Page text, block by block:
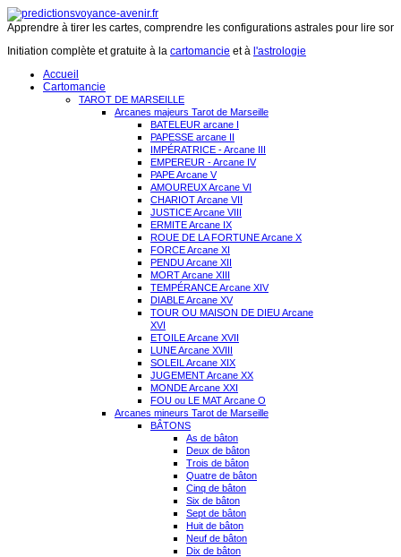
Apprendre à tirer les cartes, comprendre les configurations astrales pour lire
Initiation complète et gratuite à la cartomancie et à l'astrologie
Accueil
Cartomancie
TAROT DE MARSEILLE
Arcanes majeurs Tarot de Marseille
BATELEUR arcane I
PAPESSE arcane II
IMPÉRATRICE - Arcane III
EMPEREUR - Arcane IV
PAPE Arcane V
AMOUREUX Arcane VI
CHARIOT Arcane VII
JUSTICE Arcane VIII
ERMITE Arcane IX
ROUE DE LA FORTUNE Arcane X
FORCE Arcane XI
PENDU Arcane XII
MORT Arcane XIII
TEMPÉRANCE Arcane XIV
DIABLE Arcane XV
TOUR OU MAISON DE DIEU Arcane
XVI
ETOILE Arcane XVII
LUNE Arcane XVIII
SOLEIL Arcane XIX
JUGEMENT Arcane XX
MONDE Arcane XXI
FOU ou LE MAT Arcane O
Arcanes mineurs Tarot de Marseille
BÂTONS
As de bâton
Deux de bâton
Trois de bâton
Quatre de bâton
Cinq de bâton
Six de bâton
Sept de bâton
Huit de bâton
Neuf de bâton
Dix de bâton